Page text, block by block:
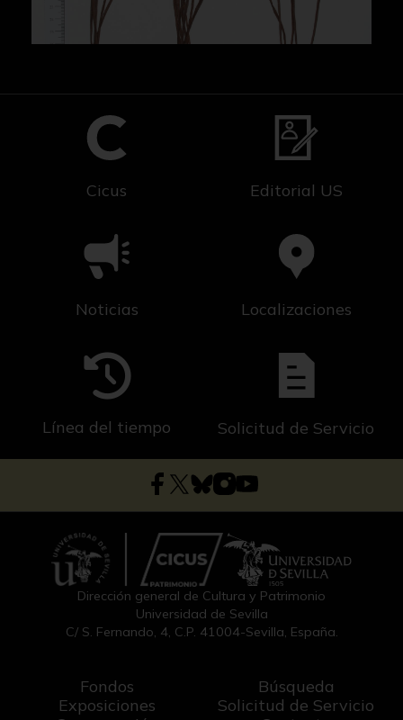
Cicus Editorial US
Noticias Localizaciones
Línea del tiempo Solicitud de Servicio
Dirección general de Cultura y Patrimonio
Universidad de Sevilla
C/ S. Fernando, 4, C.P. 41004-Sevilla, España.
Fondos
Exposiciones
Búsqueda
Solicitud de Servicio